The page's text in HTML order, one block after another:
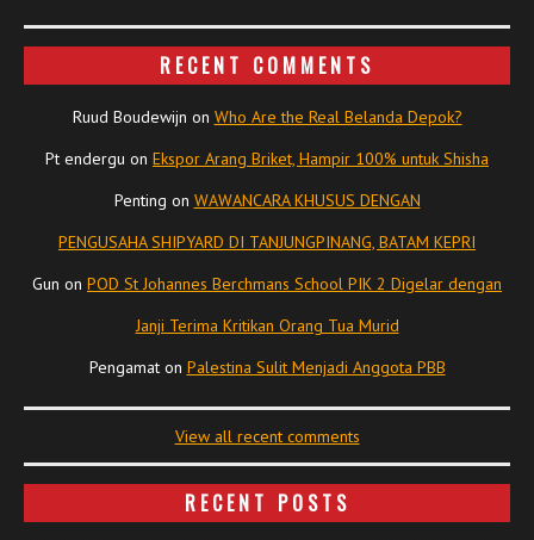
RECENT COMMENTS
Ruud Boudewijn on Who Are the Real Belanda Depok?
Pt endergu on Ekspor Arang Briket, Hampir 100% untuk Shisha
Penting on WAWANCARA KHUSUS DENGAN
PENGUSAHA SHIPYARD DI TANJUNGPINANG, BATAM KEPRI
Gun on POD St Johannes Berchmans School PIK 2 Digelar dengan
Janji Terima Kritikan Orang Tua Murid
Pengamaton Palestina Sulit Menjadi Anggota PBB
View all recent comments
RECENT POSTS